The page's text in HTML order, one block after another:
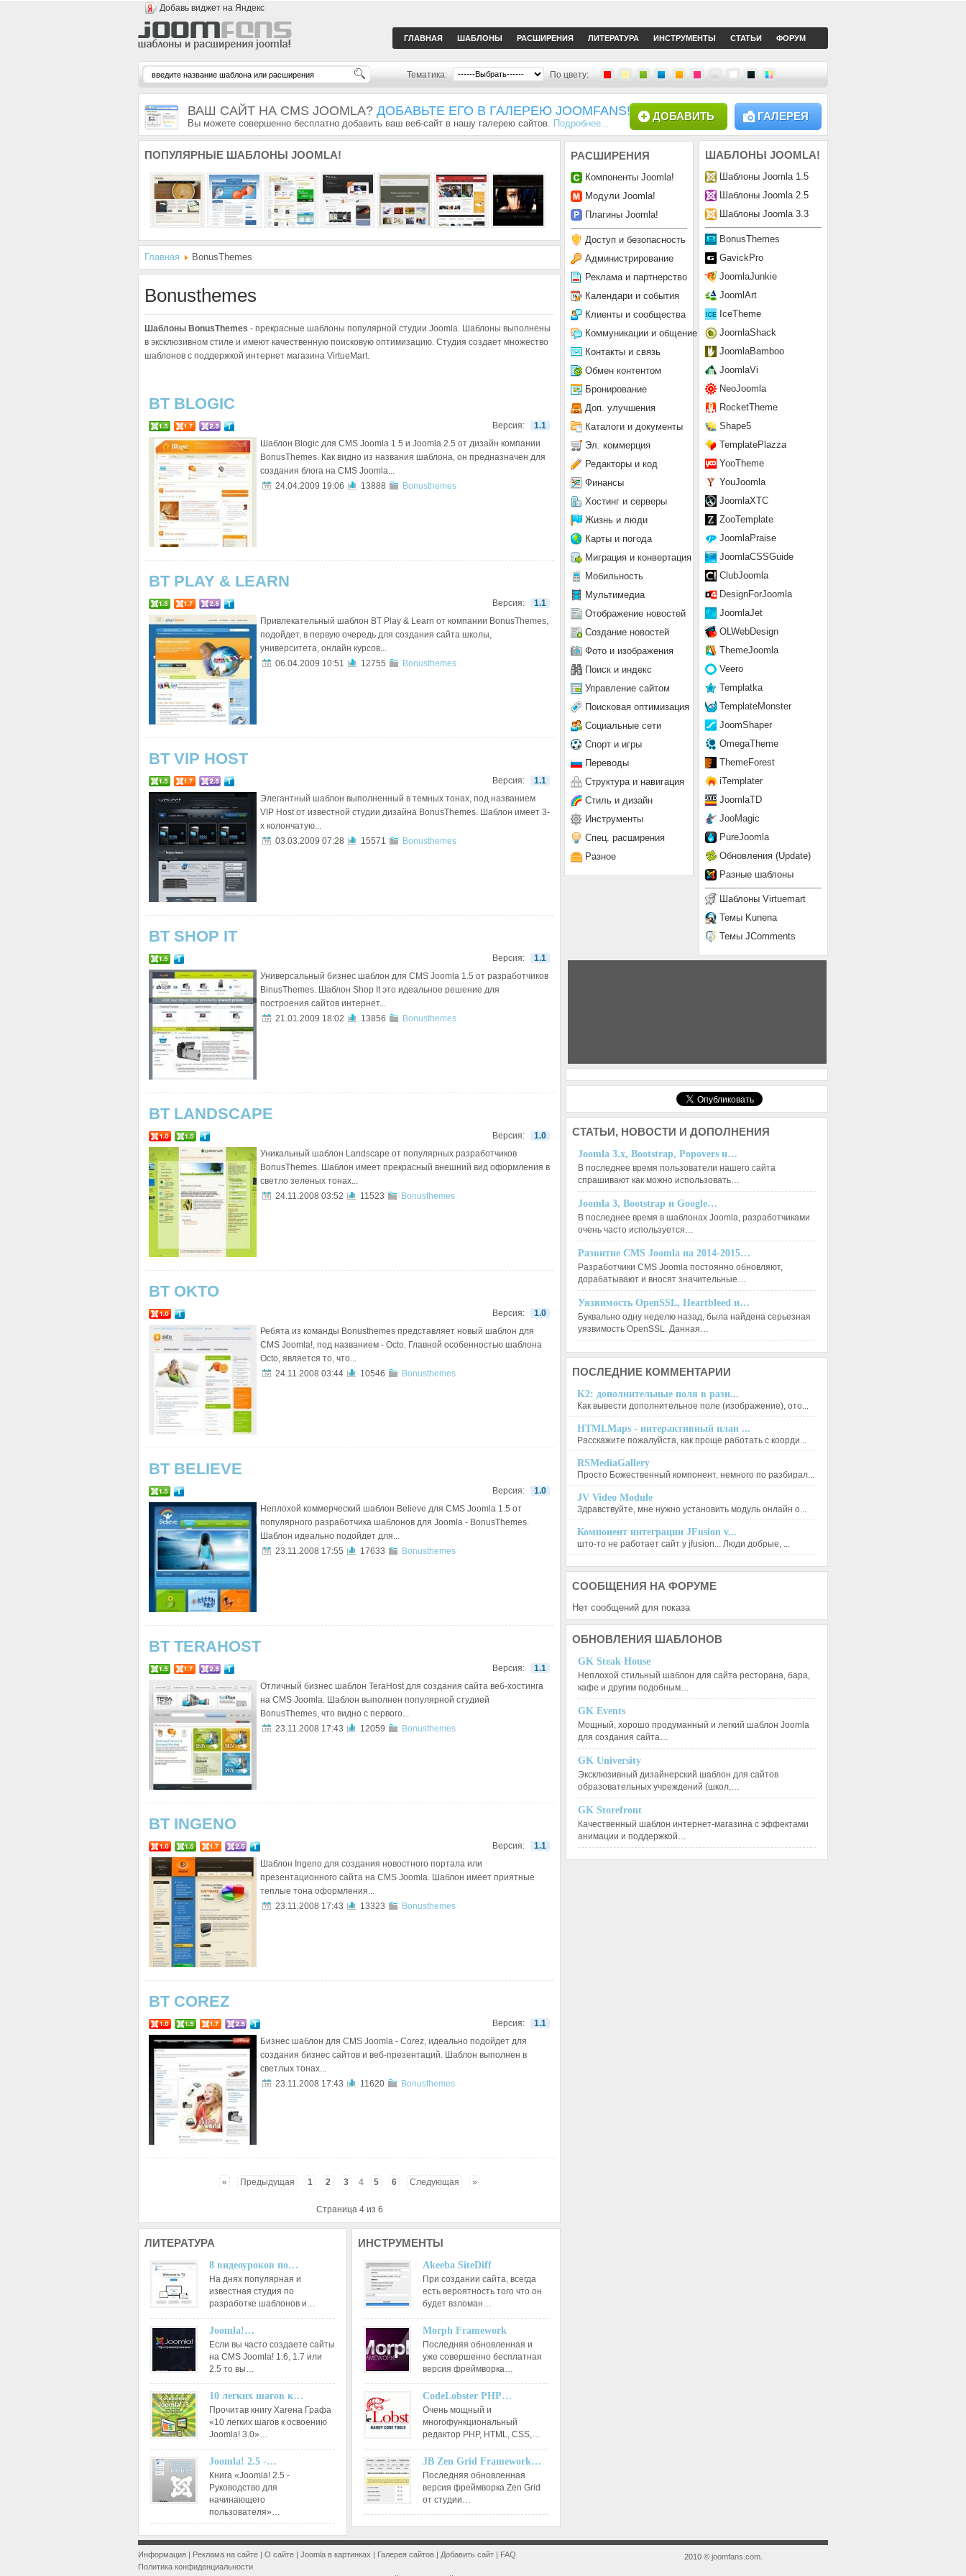
Добавь виджет на Яндекс
ГЛАВНАЯ ШАБЛОНЫ РАСШИРЕНИЯ ЛИТЕРАТУРА ИНСТРУМЕНТЫ СТАТЬИ ФОРУМ
Тематика: По цвету:
ВАШ САЙТ НА CMS JOOMLA? ДОБАВЬТЕ ЕГО В ГАЛЕРЕЮ JOOMFANS!
Вы можете совершенно бесплатно добавить ваш веб-сайт в нашу галерею сайтов. Подробнее...
ГАЛЕРЕЯ
ДОБАВИТЬ
ПОПУЛЯРНЫЕ ШАБЛОНЫ JOOMLA!
Главная BonusThemes
Bonusthemes
Шаблоны BonusThemes - прекрасные шаблоны популярной студии Joomla. Шаблоны выполнены
в эксклюзивном стиле и имеют качественную поисковую оптимизацию. Студия создает множество
шаблонов с поддержкой интернет магазина VirtueMart.
BT BLOGIC
Версия:
1.1
Шаблон Blogic для CMS Joomla 1.5 и Joomla 2.5 от дизайн компании
BonusThemes. Как видно из названия шаблона, он предназначен для
создания блога на CMS Joomla...
24.04.2009 19:06
13888 Bonusthemes
BT PLAY & LEARN
Версия:
1.1
Привлекательный шаблон BT Play & Learn от компании BonusThemes,
подойдет, в первую очередь для создания сайта школы,
университета, онлайн курсов...
06.04.2009 10:51
12755 Bonusthemes
BT VIP HOST
Версия:
1.1
Элегантный шаблон выполненный в темных тонах, под названием
VIP Host от известной студии дизайна BonusThemes. Шаблон имеет 3-
х колончатую...
03.03.2009 07:28
15571 Bonusthemes
BT SHOP IT
Версия:
1.1
Универсальный бизнес шаблон для CMS Joomla 1.5 от разработчиков
BinusThemes. Шаблон Shop It это идеальное решение для
построения сайтов интернет...
21.01.2009 18:02
13856 Bonusthemes
BT LANDSCAPE
Версия:
1.0
Уникальный шаблон Landscape от популярных разработчиков
BonusThemes. Шаблон имеет прекрасный внешний вид оформления в
светло зеленых тонах...
24.11.2008 03:52
11523 Bonusthemes
BT OKTO
Версия:
1.0
Ребята из команды Bonusthemes представляет новый шаблон для
CMS Joomla!, под названием - Octo. Главной особенностью шаблона
Octo, является то, что...
24.11.2008 03:44
10546 Bonusthemes
BT BELIEVE
Версия:
1.0
Неплохой коммерческий шаблон Believe для CMS Joomla 1.5 от
популярного разработчика шаблонов для Joomla - BonusThemes.
Шаблон идеально подойдет для...
23.11.2008 17:55
17633 Bonusthemes
BT TERAHOST
Версия:
1.1
Отличный бизнес шаблон TeraHost для создания сайта веб-хостинга
на CMS Joomla. Шаблон выполнен популярной студией
BonusThemes, что видно с первого...
23.11.2008 17:43
12059 Bonusthemes
BT INGENO
Версия:
1.1
Шаблон Ingeno для создания новостного портала или
презентационного сайта на CMS Joomla. Шаблон имеет приятные
теплые тона оформления...
23.11.2008 17:43
13323 Bonusthemes
BT COREZ
Версия:
1.1
Бизнес шаблон для CMS Joomla - Corez, идеально подойдет для
создания бизнес сайтов и веб-презентаций. Шаблон выполнен в
светлых тонах...
23.11.2008 17:43
11620 Bonusthemes
« Предыдущая 1 2 3 4 5 6 Следующая »
Страница 4 из 6
ЛИТЕРАТУРА
8 видеоуроков по…
На днях популярная и
известная студия по
разработке шаблонов и…
Joomla!…
Если вы часто создаете сайты
на CMS Joomla! 1.6, 1.7 или
2.5 то вы…
10 легких шагов к…
Прочитав книгу Хагена Графа
«10 легких шагов к освоению
Joomla! 3.0»…
Joomla! 2.5 -…
Книга «Joomla! 2.5 -
Руководство для
начинающего
пользователя»…
ИНСТРУМЕНТЫ
Akeeba SiteDiff
При создании сайта, всегда
есть вероятность того что он
будет взломан…
Morph Framework
Последняя обновленная и
уже совершенно бесплатная
версия фреймворка…
CodeLobster PHP…
Очень мощный и
многофункциональный
редактор РНР, HTML, CSS,…
JB Zen Grid Framework…
Последняя обновленная
версия фреймворка Zen Grid
от студии…
ШАБЛОНЫ JOOMLA!
Шаблоны Joomla 1.5
Шаблоны Joomla 2.5
Шаблоны Joomla 3.3
BonusThemes
GavickPro
JoomlaJunkie
JoomlArt
IceTheme
JoomlaShack
JoomlaBamboo
JoomlaVi
NeoJoomla
RocketTheme
Shape5
TemplatePlazza
YooTheme
YouJoomla
JoomlaXTC
ZooTemplate
JoomlaPraise
JoomlaCSSGuide
ClubJoomla
DesignForJoomla
JoomlaJet
OLWebDesign
ThemeJoomla
Veero
Templatka
TemplateMonster
JoomShaper
OmegaTheme
ThemeForest
iTemplater
JoomlaTD
JooMagic
PureJoomla
Обновления (Update)
Разные шаблоны
Шаблоны Virtuemart
Темы Kunena
Темы JComments
РАСШИРЕНИЯ
Компоненты Joomla!
Модули Joomla!
Плагины Joomla!
Доступ и безопасность
Администрирование
Реклама и партнерство
Календари и события
Клиенты и сообщества
Коммуникации и общение
Контакты и связь
Обмен контентом
Бронирование
Доп. улучшения
Каталоги и документы
Эл. коммерция
Редакторы и код
Финансы
Хостинг и серверы
Жизнь и люди
Карты и погода
Миграция и конвертация
Мобильность
Мультимедиа
Отображение новостей
Создание новостей
Фото и изображения
Поиск и индекс
Управление сайтом
Поисковая оптимизация
Социальные сети
Спорт и игры
Переводы
Структура и навигация
Стиль и дизайн
Инструменты
Спец. расширения
Разное
СТАТЬИ, НОВОСТИ И ДОПОЛНЕНИЯ
Joomla 3.x, Bootstrap, Popovers и…
В последнее время пользователи нашего сайта
спрашивают как можно использовать…
Joomla 3, Bootstrap и Google…
В последнее время в шаблонах Joomla, разработчиками
очень часто используется…
Развитие CMS Joomla на 2014-2015…
Разработчики CMS Joomla постоянно обновляют,
дорабатывают и вносят значительные…
Уязвимость OpenSSL, Heartbleed и…
Буквально одну неделю назад, была найдена серьезная
уязвимость OpenSSL. Данная…
ПОСЛЕДНИЕ КОММЕНТАРИИ
K2: дополнительные поля в разн...
Как вывести дополнительное поле (изображение), ото...
HTMLMaps - интерактивный план ...
Расскажите пожалуйста, как проще работать с коорди...
RSMediaGallery
Просто Божественный компонент, немного по разбирал...
JV Video Module
Здравствуйте, мне нужно установить модуль онлайн о...
Компонент интеграции JFusion v...
што-то не работает сайт у jfusion... Люди добрые, ...
СООБЩЕНИЯ НА ФОРУМЕ
Нет сообщений для показа
ОБНОВЛЕНИЯ ШАБЛОНОВ
GK Steak House
Неплохой стильный шаблон для сайта ресторана, бара,
кафе и другим подобным…
GK Events
Мощный, хорошо продуманный и легкий шаблон Joomla
для создания сайта…
GK University
Эксклюзивный дизайнерский шаблон для сайтов
образовательных учреждений (школ,…
GK Storefront
Качественный шаблон интернет-магазина с эффектами
анимации и поддержкой…
Информация | Реклама на сайте | О сайте | Joomla в картинках | Галерея сайтов | Добавить сайт | FAQ
Политика конфиденциальности
2010 © joomfans.com